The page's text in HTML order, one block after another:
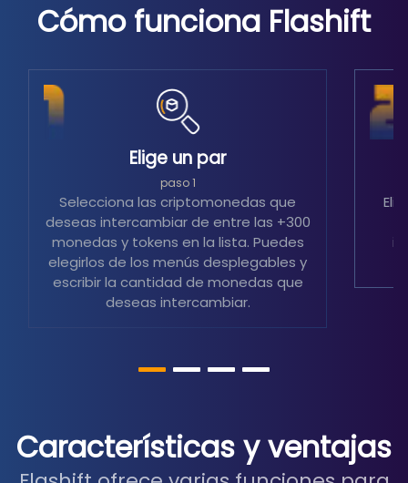
Cómo funciona Flashift
Elige un par
paso 1
Selecciona las criptomonedas que
deseas intercambiar de entre las +300
monedas y tokens en la lista. Puedes
elegirlos de los menús desplegables y
escribir la cantidad de monedas que
deseas intercambiar.
Características y ventajas